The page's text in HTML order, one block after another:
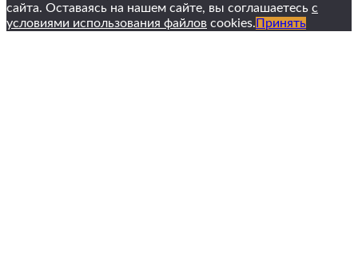
сайта. Оставаясь на нашем сайте, вы соглашаетесь с
условиями использования файлов cookies. Принять